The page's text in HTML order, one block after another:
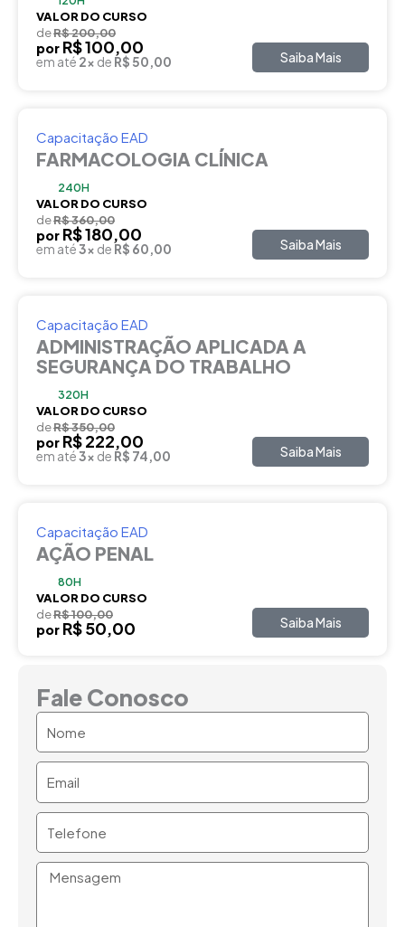
VALOR DO CURSO
deR$ 200,00
por R$ 100,00
em até 2x de R$ 50,00 Saiba Mais
Capacitação EAD
FARMACOLOGIA CLÍNICA
240H
VALOR DO CURSO
deR$ 360,00
por R$ 180,00
em até3x de R$ 60,00 Saiba Mais
Capacitação EAD
ADMINISTRAÇÃO APLICADA A
SEGURANÇA DO TRABALHO
320H
VALOR DO CURSO
deR$ 350,00
por R$ 222,00
em até3x de R$ 74,00 Saiba Mais
Capacitação EAD
AÇÃO PENAL
80H
VALOR DO CURSO
deR$ 100,00
por R$ 50,00 Saiba Mais
Fale Conosco
Mensagem